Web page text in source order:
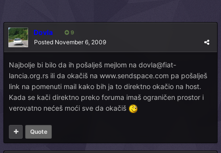
Dovla 9
Posted November 6, 2009
Najbolje bi bilo da ih pošalješ mejlom na dovla@fiat-
lancia.org.rs ili da okačiš na www.sendspace.com pa pošalješ
link na pomenuti mail kako bih ja to direktno okačio na host.
Kada se kači direktno preko foruma imaš ograničen prostor i
verovatno nećeš moći sve da okačiš
Quote